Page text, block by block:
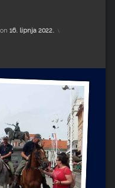
16. lipnja 2022.